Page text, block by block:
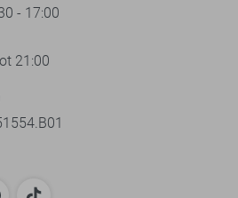
- 17:00
21:00